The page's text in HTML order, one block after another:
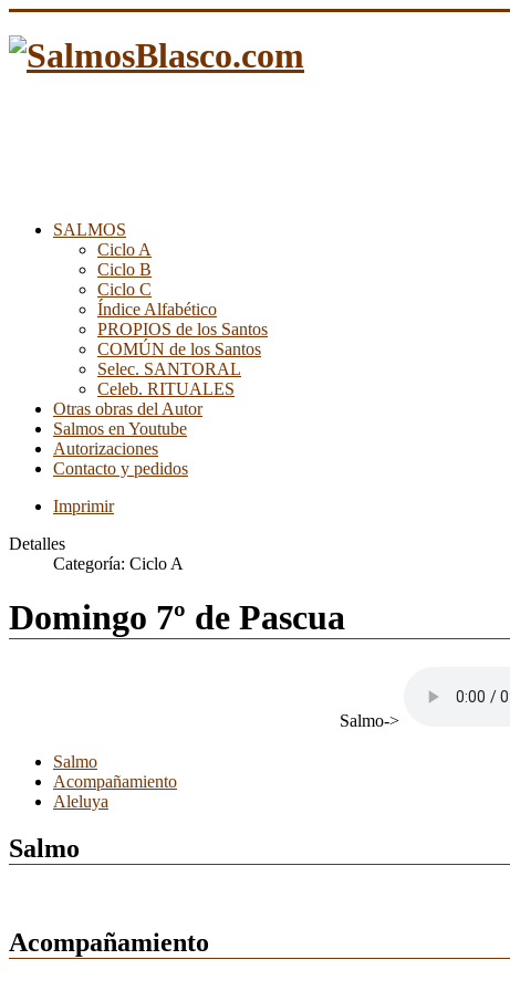
SALMOS
Ciclo A
Ciclo B
Ciclo C
Índice Alfabético
PROPIOS de los Santos
COMÚN de los Santos
Selec. SANTORAL
Celeb. RITUALES
Otras obras del Autor
Salmos en Youtube
Autorizaciones
Contacto y pedidos
Imprimir
Detalles
Categoría: Ciclo A
Domingo 7º de Pascua
Salmo->
Salmo
Acompañamiento
Aleluya
Salmo
Acompañamiento